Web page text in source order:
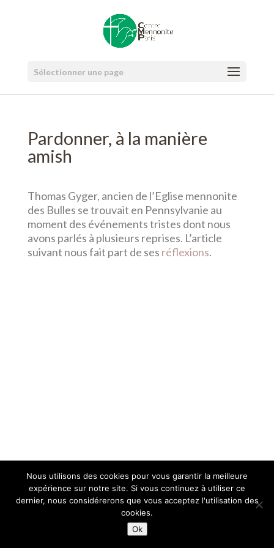
Sélectionner une page
Pardonner, à la manière
amish
Thomas Gyger, ancien de l’Eglise mennonite
des Bulles se trouvait en Pennsylvanie au
moment des événements tristes dont nous
avons parlés à plusieurs reprises. L’article
suivant nous fait part de ses réflexions.
Nous utilisons des cookies pour vous garantir la meilleure
expérience sur notre site. Si vous continuez à utiliser ce
dernier, nous considérerons que vous acceptez l'utilisation des
cookies.
Ok